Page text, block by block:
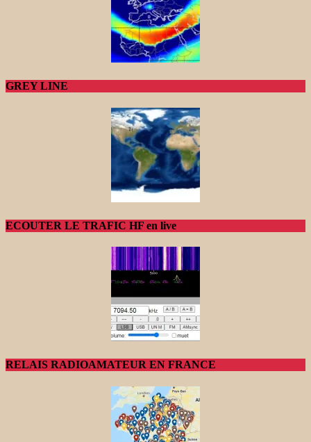
GREY LINE
ECOUTER LE TRAFIC HF en live
RELAIS RADIOAMATEUR EN FRANCE